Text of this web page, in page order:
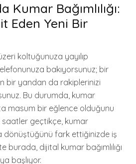
Kumar Bağımlılığı:
Eden Yeni Bir
koltuğunuza yayılıp
bakıyorsunuz; bir
bir yandan da rakiplerinizi
Bu durumda, kumar
masum bir eğlence olduğunu
saatler geçtikçe, kumar
dönüştüğünü fark ettiğinizde iş
burada, dijital kumar bağımlılığı
başlıyor.